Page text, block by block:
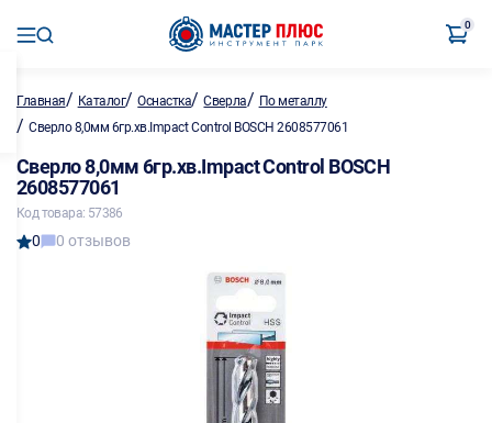
0
Главная/ Каталог/Оснастка/Сверла/ По металлу
/ Сверло 8,0мм 6гр.хв.Impact Control BOSCH 2608577061
Сверло 8,0мм 6гр.хв.Impact Control BOSCH
2608577061
Код товара: 57386
0 0 отзывов